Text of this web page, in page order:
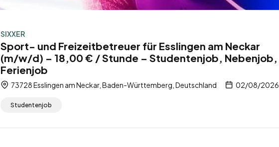
SIXXER
Sport- und Freizeitbetreuer für Esslingen am Neckar
(m/w/d) – 18,00 € / Stunde – Studentenjob, Nebenjob,
Ferienjob
73728 Esslingen am Neckar, Baden-Württemberg, Deutschland 02/08/2026
Studentenjob